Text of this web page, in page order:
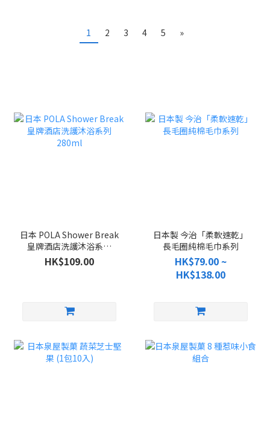
1 2 3 4 5 »
日本 POLA Shower Break
皇牌酒店洗護沐浴系列
280ml
HK$109.00
日本製 今治「柔軟速乾」
長毛圈純棉毛巾系列
HK$79.00 ~
HK$138.00